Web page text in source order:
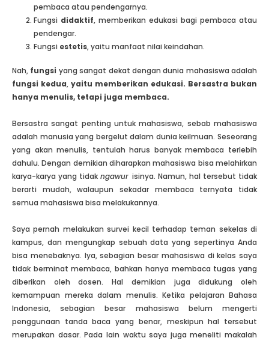
pembaca atau pendengarnya.
Fungsi didaktif, memberikan edukasi bagi pembaca atau
pendengar.
Fungsi estetis, yaitu manfaat nilai keindahan.
Nah, fungsi yang sangat dekat dengan dunia mahasiswa adalah
fungsi kedua, yaitu memberikan edukasi. Bersastra bukan
hanya menulis, tetapi juga membaca.
Bersastra sangat penting untuk mahasiswa, sebab mahasiswa
adalah manusia yang bergelut dalam dunia keilmuan. Seseorang
yang akan menulis, tentulah harus banyak membaca terlebih
dahulu. Dengan demikian diharapkan mahasiswa bisa melahirkan
karya-karya yang tidakngawur isinya. Namun, hal tersebut tidak
berarti mudah, walaupun sekadar membaca ternyata tidak
semua mahasiswa bisa melakukannya.
Saya pernah melakukan survei kecil terhadap teman sekelas di
kampus, dan mengungkap sebuah data yang sepertinya Anda
bisa menebaknya. Iya, sebagian besar mahasiswa di kelas saya
tidak berminat membaca, bahkan hanya membaca tugas yang
diberikan oleh dosen. Hal demikian juga didukung oleh
kemampuan mereka dalam menulis. Ketika pelajaran Bahasa
Indonesia, sebagian besar mahasiswa belum mengerti
penggunaan tanda baca yang benar, meskipun hal tersebut
merupakan dasar. Pada lain waktu saya juga meneliti makalah